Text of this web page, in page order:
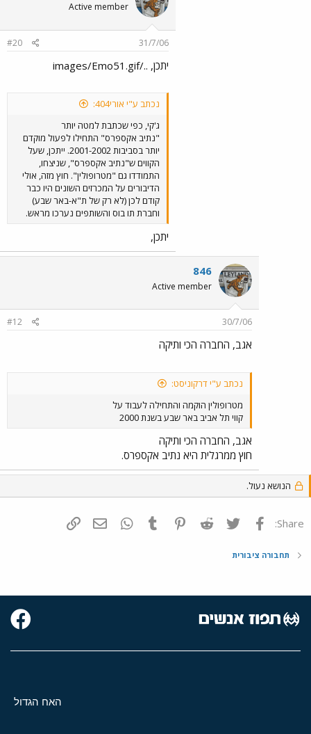
Active member
31/7/06
#20
יתכן, ../images/Emo51.gif
נכתב ע"י אורי404:
ג'קי, כפי שכתבת למטה יותר
"נתיב אקספרס" התחילו לפעול מוקדם
יותר בסביבות 2001-2002. ייתכן, שעל
הקווים ש"נתיב אקספרס", שניצחו,
התמודדו גם "מטרופולין". חוץ מזה, אולי
הדיבורים על המכרזים השונים היו כבר
קודם לכן (לא רק של ת"א-באר שבע)
וחברת תו בוס והשותפים נערכו מראש.
יתכן,
846
Active member
30/7/06
#12
אגב, החברה הכי ותיקה
נכתב ע"י דרקוניסט:
מטרופולין הוקמה והתחילה לעבוד על
קווי תל אביב באר שבע בשנת 2000
אגב, החברה הכי ותיקה
חוץ ממרגלית היא נתיב אקספרס.
הנושא נעול.
Share: פייסבוק Twitter
Reddit
Pinterest
Tumblr
WhatsAppדואר אלקטרוני
תחבורה ציבורית
האח הגדול